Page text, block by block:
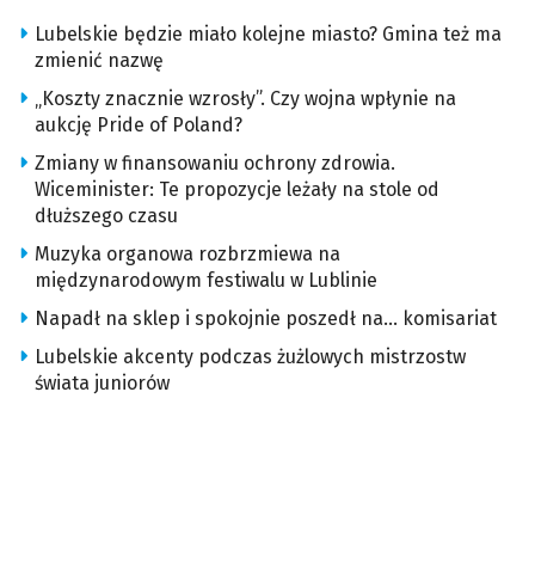
Lubelskie będzie miało kolejne miasto? Gmina też ma
zmienić nazwę
„Koszty znacznie wzrosły”. Czy wojna wpłynie na
aukcję Pride of Poland?
Zmiany w finansowaniu ochrony zdrowia.
Wiceminister: Te propozycje leżały na stole od
dłuższego czasu
Muzyka organowa rozbrzmiewa na
międzynarodowym festiwalu w Lublinie
Napadł na sklep i spokojnie poszedł na… komisariat
Lubelskie akcenty podczas żużlowych mistrzostw
świata juniorów